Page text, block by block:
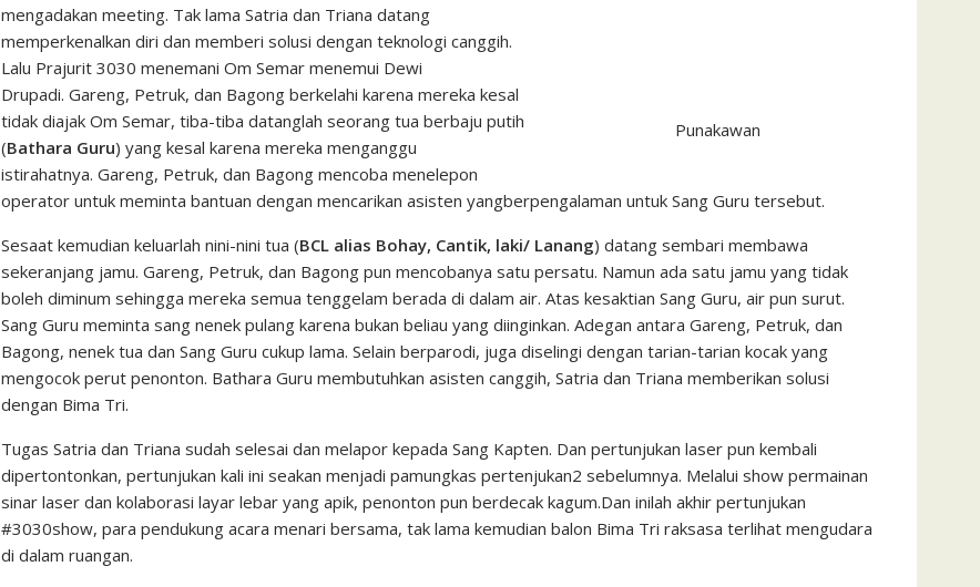
Punakawan
mengadakan meeting. Tak lama Satria dan Triana datang
memperkenalkan diri dan memberi solusi dengan teknologi canggih.
Lalu Prajurit 3030 menemani Om Semar menemui Dewi
Drupadi. Gareng, Petruk, dan Bagong berkelahi karena mereka kesal
tidak diajak Om Semar, tiba-tiba datanglah seorang tua berbaju putih
(Bathara Guru) yang kesal karena mereka menganggu
istirahatnya. Gareng, Petruk, dan Bagong mencoba menelepon
operator untuk meminta bantuan dengan mencarikan asisten yangberpengalaman untuk Sang Guru tersebut.
Sesaat kemudian keluarlah nini-nini tua (BCL alias Bohay, Cantik, laki/ Lanang) datang sembari membawa
sekeranjang jamu. Gareng, Petruk, dan Bagong pun mencobanya satu persatu. Namun ada satu jamu yang tidak
boleh diminum sehingga mereka semua tenggelam berada di dalam air. Atas kesaktian Sang Guru, air pun surut.
Sang Guru meminta sang nenek pulang karena bukan beliau yang diinginkan. Adegan antara Gareng, Petruk, dan
Bagong, nenek tua dan Sang Guru cukup lama. Selain berparodi, juga diselingi dengan tarian-tarian kocak yang
mengocok perut penonton. Bathara Guru membutuhkan asisten canggih, Satria dan Triana memberikan solusi
dengan Bima Tri.
Tugas Satria dan Triana sudah selesai dan melapor kepada Sang Kapten. Dan pertunjukan laser pun kembali
dipertontonkan, pertunjukan kali ini seakan menjadi pamungkas pertenjukan2 sebelumnya. Melalui show permainan
sinar laser dan kolaborasi layar lebar yang apik, penonton pun berdecak kagum.Dan inilah akhir pertunjukan
#3030show, para pendukung acara menari bersama, tak lama kemudian balon Bima Tri raksasa terlihat mengudara
di dalam ruangan.